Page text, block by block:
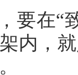
要在“
内，